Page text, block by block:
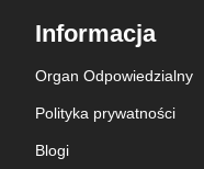
Informacja
Organ Odpowiedzialny
Polityka prywatności
Blogi